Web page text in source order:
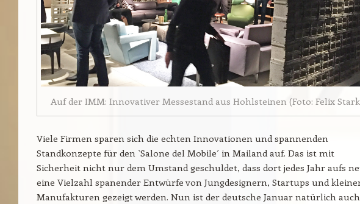
Auf der IMM: Innovativer Messestand aus Hohlsteinen (Foto: Felix
Viele Firmen sparen sich die echten Innovationen und spannenden
Standkonzepte für den `Salone del Mobile´ in Mailand auf. Das ist mit
Sicherheit nicht nur dem Umstand geschuldet, dass dort jedes Jahr aufs
eine Vielzahl spanender Entwürfe von Jungdesignern, Startups und
Manufakturen gezeigt werden. Nun ist der deutsche Januar natürlich auch